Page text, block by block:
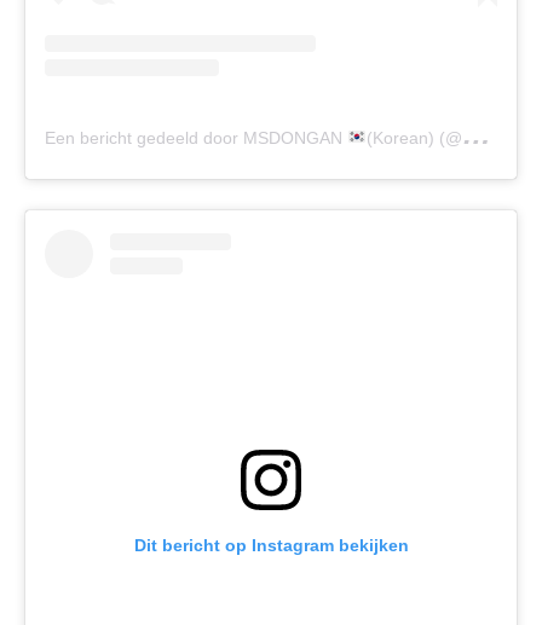
Een bericht gedeeld door MSDONGAN (Korean) (@msdongan)
Dit bericht op Instagram bekijken